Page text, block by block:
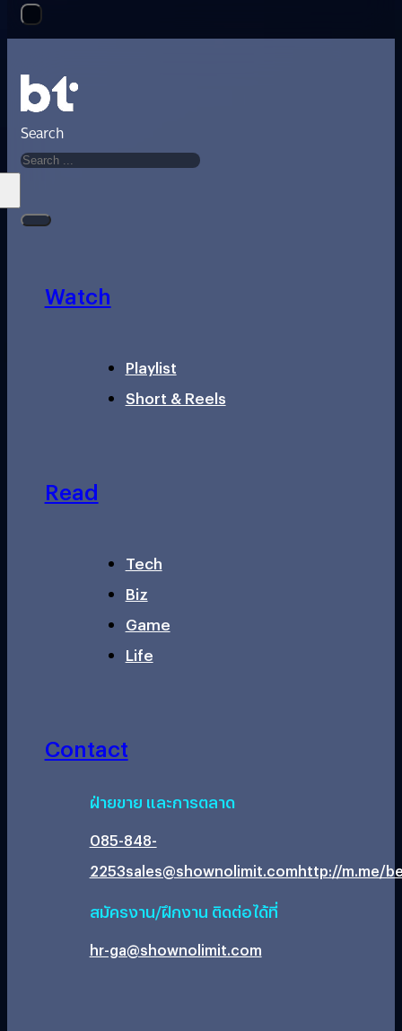
Search
Watch
Playlist
Short & Reels
Read
Tech
Biz
Game
Life
Contact
ฝ่ายขาย และการตลาด
085-848-
2253sales@shownolimit.comhttp://m.me/
สมัครงาน/ฝึกงาน ติดต่อได้ที่
hr-ga@shownolimit.com